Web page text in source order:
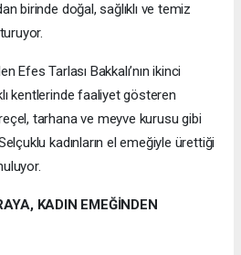
birinde doğal, sağlıklı ve temiz
Efes Tarlası Bakkalı’nın ikinci
kentlerinde faaliyet gösteren
tarhana ve meyve kurusu gibi
kadınların el emeğiyle ürettiği
KADIN EMEĞİNDEN